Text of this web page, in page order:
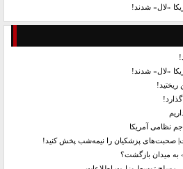
«لال» شدند!
«لال» شدند!
نظامی آمریکا
صحبت‌های پزشکیان را نیمه‌شب پخش کنید!
به میدان بازگشت؟